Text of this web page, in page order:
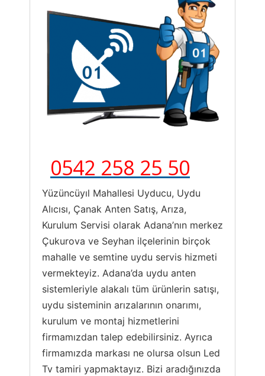
0542 258 25 50
Yüzüncüyıl Mahallesi Uyducu, Uydu
Alıcısı, Çanak Anten Satış, Arıza,
Kurulum Servisi olarak Adana’nın merkez
Çukurova ve Seyhan ilçelerinin birçok
mahalle ve semtine uydu servis hizmeti
vermekteyiz. Adana’da uydu anten
sistemleriyle alakalı tüm ürünlerin satışı,
uydu sisteminin arızalarının onarımı,
kurulum ve montaj hizmetlerini
firmamızdan talep edebilirsiniz. Ayrıca
firmamızda markası ne olursa olsun Led
Tv tamiri yapmaktayız. Bizi aradığınızda